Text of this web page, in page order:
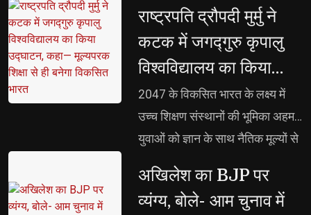
राष्ट्रपति द्रौपदी मुर्मु ने
कटक में जगद्गुरु कृपालु
विश्वविद्यालय का किया
उद्घाटन, कहा— मूल्यपरक
शिक्षा से ही बनेगा विकसित
भारत
2047 के विकसित भारत के लक्ष्य में
उच्च शिक्षण संस्थानों की भूमिका अहम,
युवाओं को ज्ञान के साथ नैतिक मूल्यों से
अखिलेश का BJP पर
व्यंग्य, बोले- आम चुनाव में